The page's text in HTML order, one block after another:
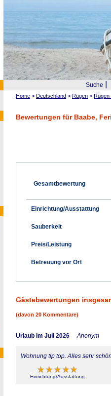
Suche
Home > Deutschland > Rügen > Rügen
Bewertungen für Baabe,
Gesamtbewertung
Einrichtung/Ausstattung
Sauberkeit
Preis/Leistung
Betreuung vor Ort
Gästebewertungen
(davon 20 Kommentare)
Urlaub im Juli 2026 Anonym
Wohnung tip top. Alles sehr
Einrichtung/Ausstattung